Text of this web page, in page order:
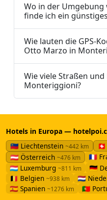
Wo in der
finde ich ein
Wie lauten die GPS-
Otto Marzo in
Wie viele Straßen
Monteriggioni?
Hotels in Europa —
🇱🇮 Liechtenstein ~442 km
🇦🇹 Österreich ~476 km 🇫🇷
🇱🇺 Luxemburg ~811 km 🇩🇪
🇧🇪 Belgien ~938 km 🇳🇱
🇪🇸 Spanien ~1276 km 🇵🇹